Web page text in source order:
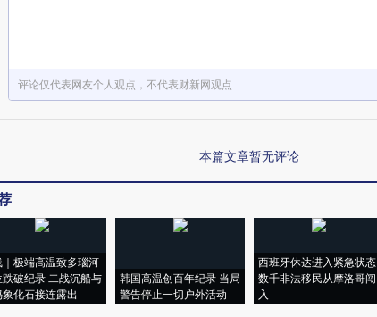
评论仅代表网友个人观点，不代表财新网观点
本篇文章暂无评论
｜极端高温致多瑙河
跌破纪录 二战沉船与
象化石接连露出
韩国高温创百年纪录 当局
警告停止一切户外活动
西班牙休达进入紧急状态
数千非法移民从摩洛哥闯
入